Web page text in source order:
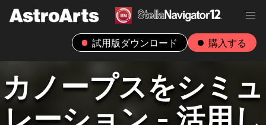
試用版ダウンロード 購入する
カノープスをシミュ